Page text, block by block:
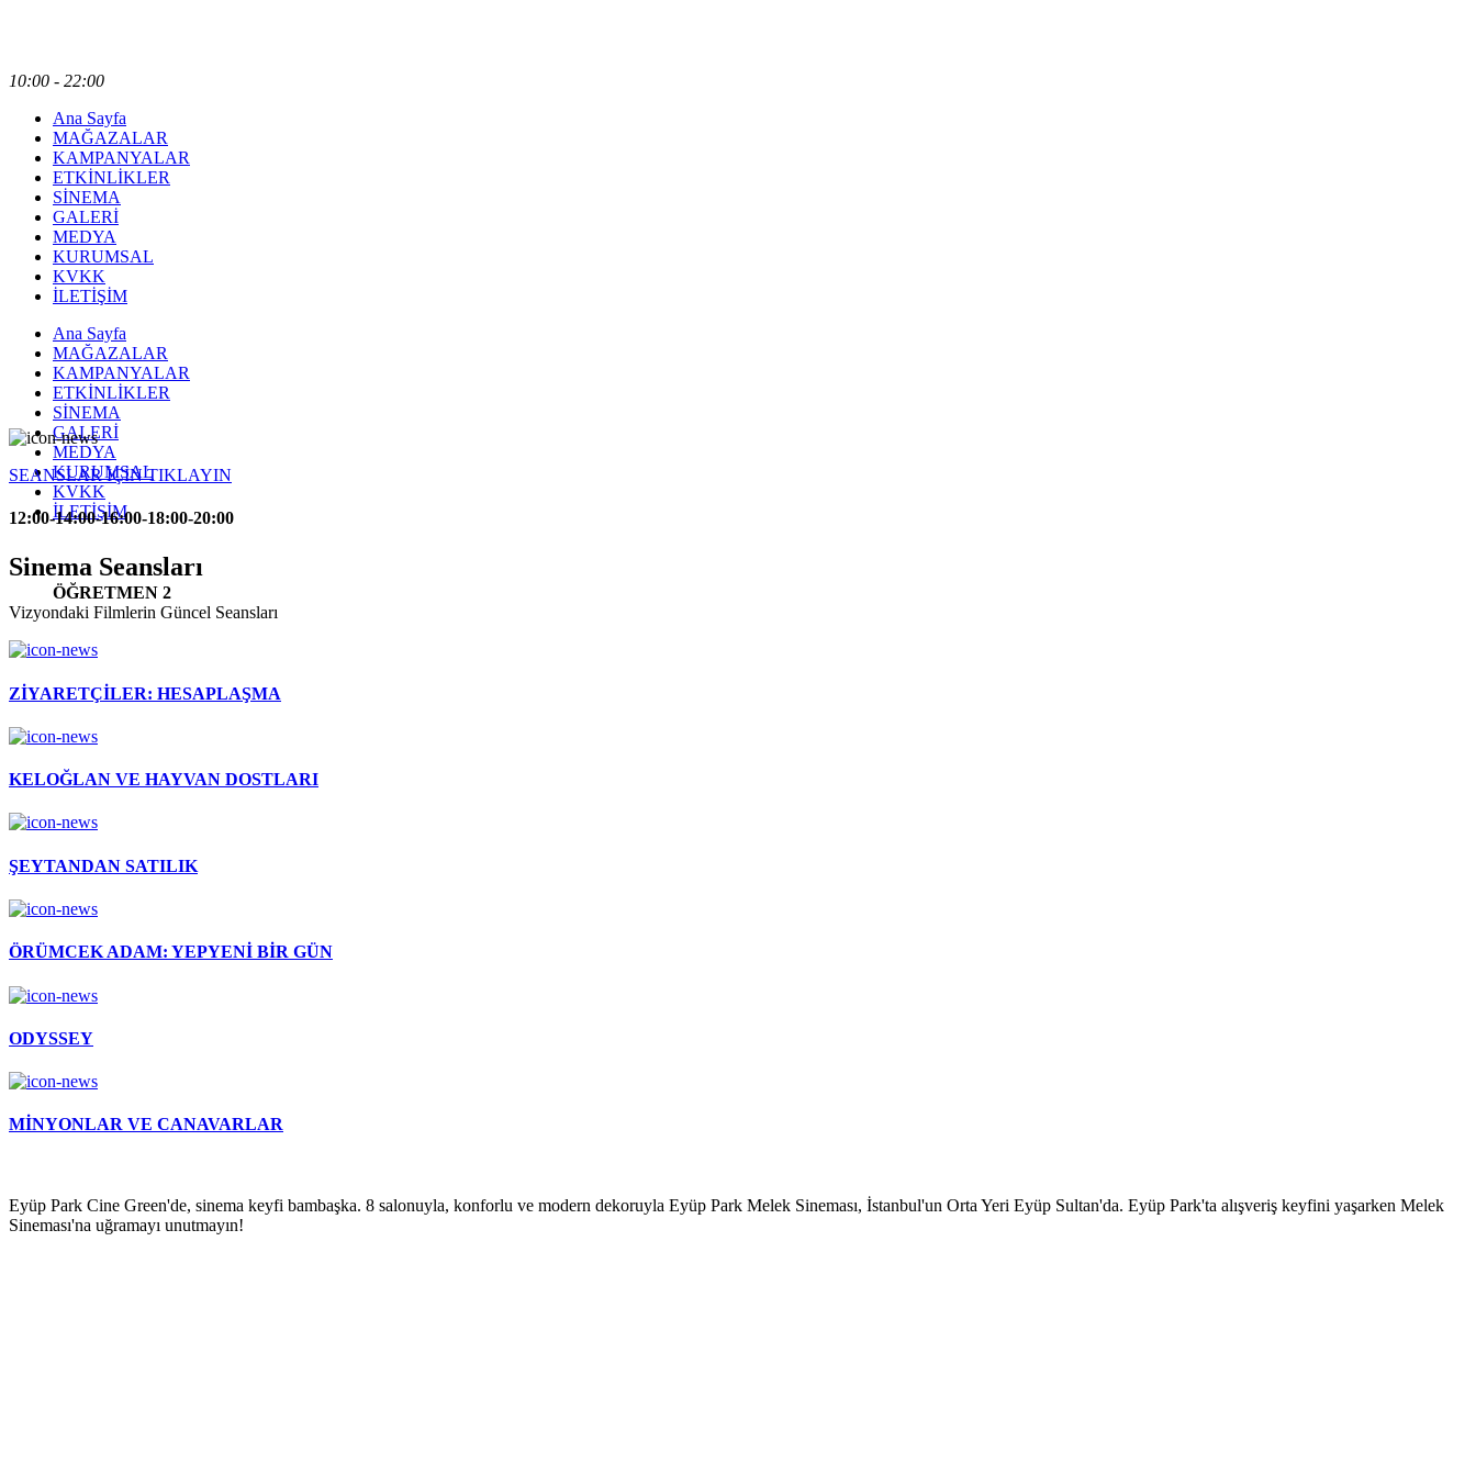
10:00 - 22:00
Ana Sayfa
MAĞAZALAR
KAMPANYALAR
ETKİNLİKLER
SİNEMA
GALERİ
MEDYA
KURUMSAL
KVKK
İLETİŞİM
Ana Sayfa
MAĞAZALAR
KAMPANYALAR
ETKİNLİKLER
SİNEMA
GALERİ
MEDYA
KURUMSAL
KVKK
İLETİŞİM
ÖĞRETMEN 2
SEANSLAR İÇİN TIKLAYIN
12:00-14:00-16:00-18:00-20:00
Sinema Seansları
Vizyondaki Filmlerin Güncel Seansları
ZİYARETÇİLER: HESAPLAŞMA
KELOĞLAN VE HAYVAN DOSTLARI
ŞEYTANDAN SATILIK
ÖRÜMCEK ADAM: YEPYENİ BİR GÜN
ODYSSEY
MİNYONLAR VE CANAVARLAR
Eyüp Park Cine Green'de, sinema keyfi bambaşka. 8 salonuyla, konforlu ve modern dekoruyla Eyüp Park Melek Sineması, İstanbul'un Orta Yeri Eyüp Sultan'da. Eyüp Park'ta alışveriş keyfini yaşarken Melek
Sineması'na uğramayı unutmayın!